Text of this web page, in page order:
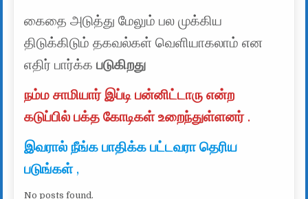
கைதை அடுத்து மேலும் பல முக்கிய
திடுக்கிடும் தகவல்கள் வெளியாகலாம் என
எதிர் பார்க்கபடுகிறது
நம்ம சாமியார் இப்டி பன்னிட்டாரு என்ற
கடுப்பில் பக்த கோடிகள் உறைந்துள்ளனர் .
இவரால் நீங்க பாதிக்க பட்டவரா தெரிய
படுங்கள்,
No posts found.